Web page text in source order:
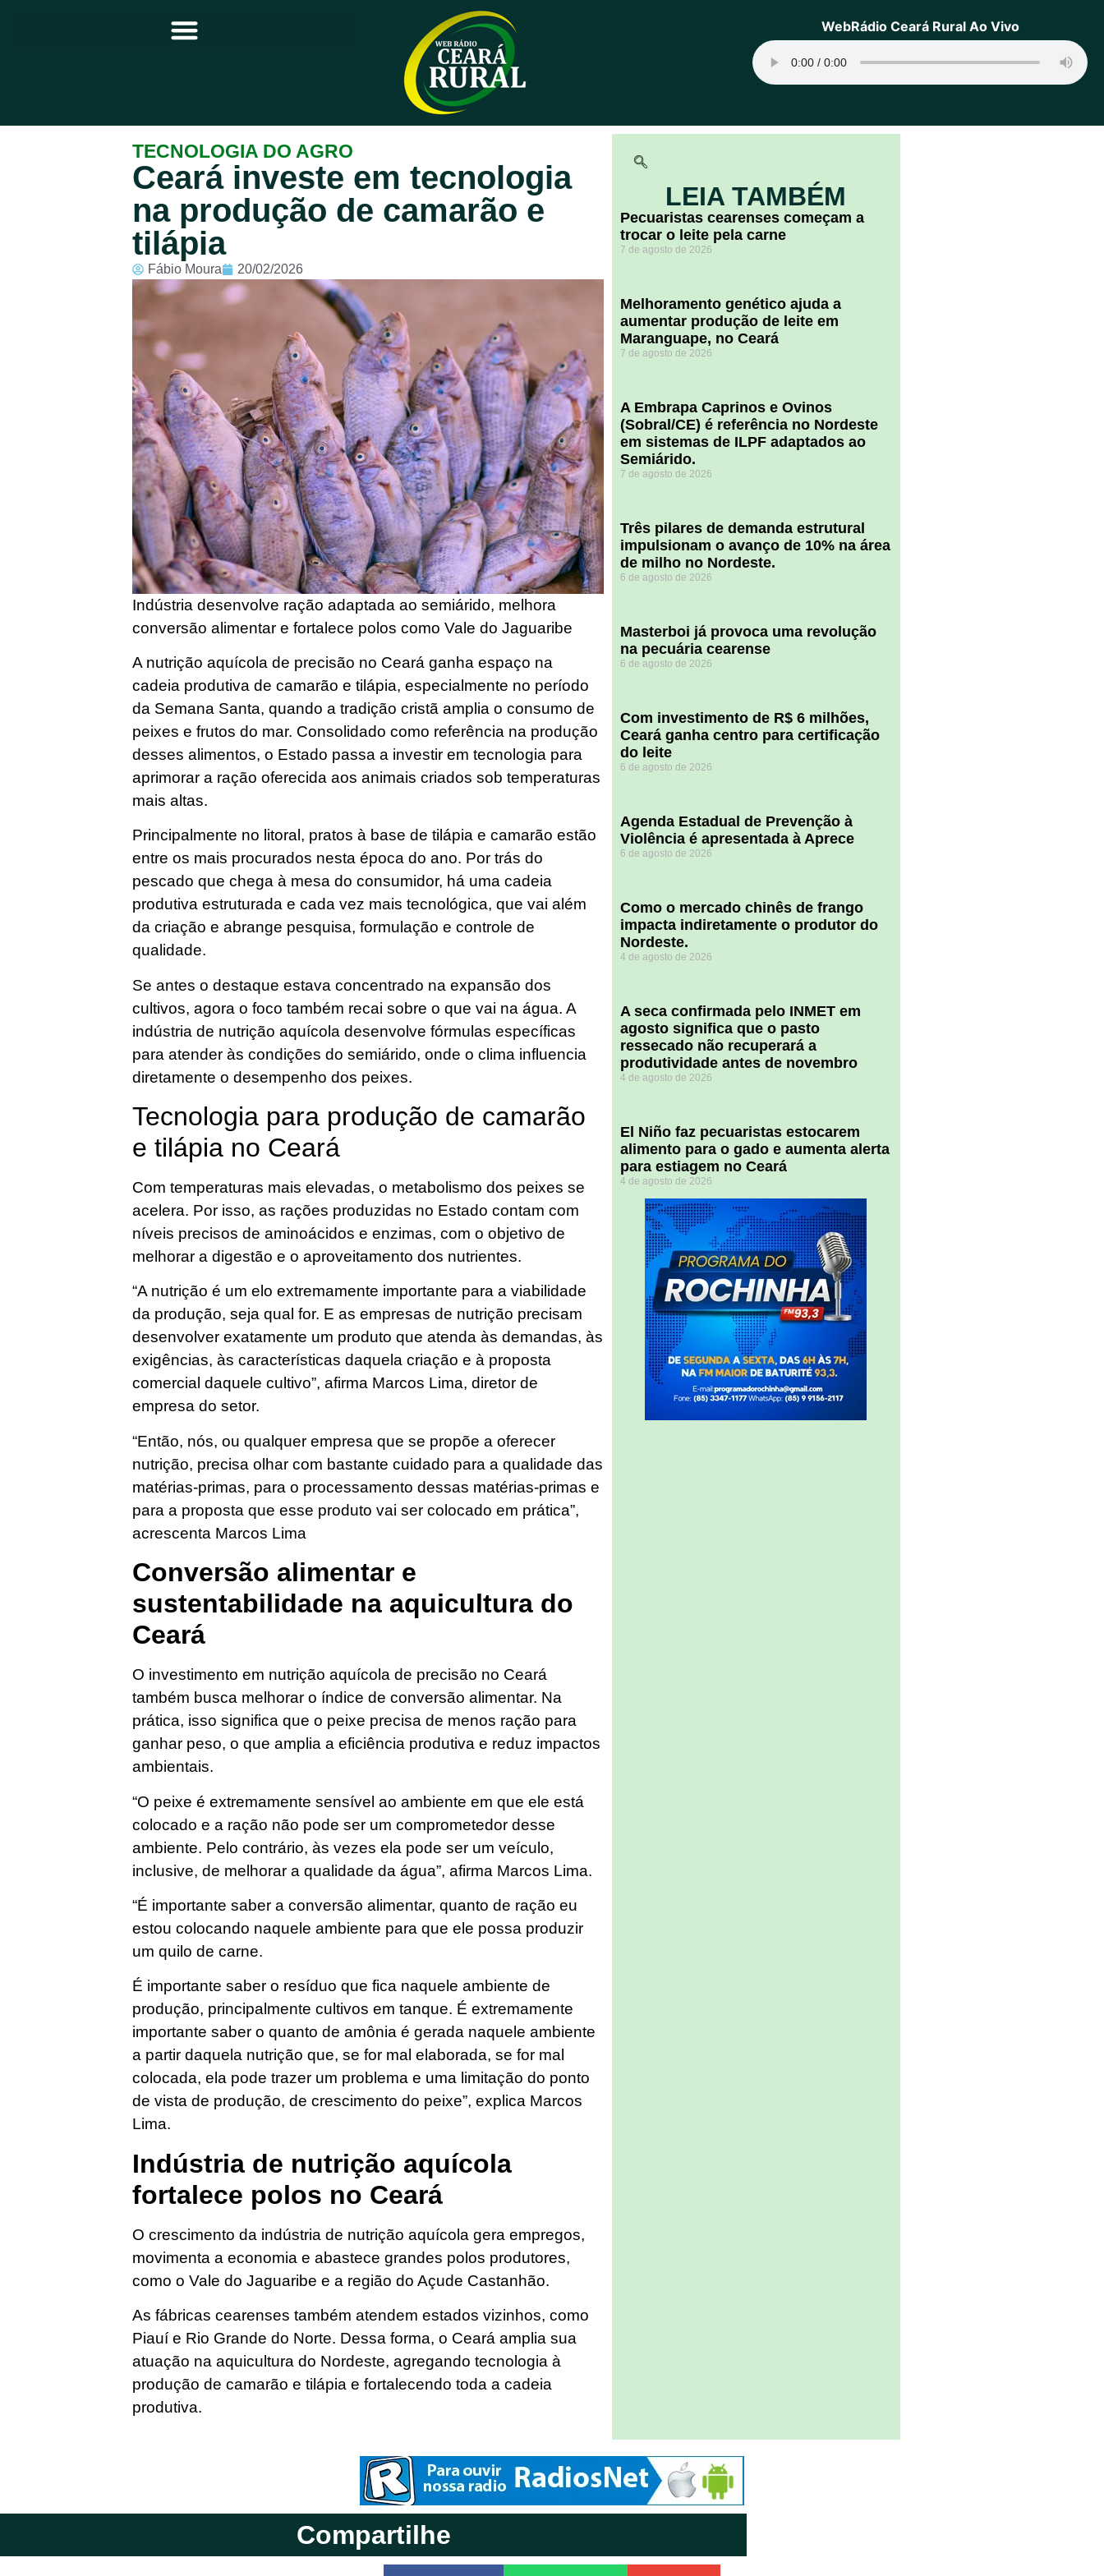
Principal
Notícias
Programação
Equipe
Contato
Sobre
WebRádio Ceará Rural Ao Vivo
TECNOLOGIA DO AGRO
Ceará investe em tecnologia
na produção de camarão e
tilápia
Fábio Moura 20/02/2026
Indústria desenvolve ração adaptada ao semiárido, melhora
conversão alimentar e fortalece polos como Vale do Jaguaribe
A nutrição aquícola de precisão no Ceará ganha espaço na
cadeia produtiva de camarão e tilápia, especialmente no período
da Semana Santa, quando a tradição cristã amplia o consumo de
peixes e frutos do mar. Consolidado como referência na produção
desses alimentos, o Estado passa a investir em tecnologia para
aprimorar a ração oferecida aos animais criados sob temperaturas
mais altas.
Principalmente no litoral, pratos à base de tilápia e camarão estão
entre os mais procurados nesta época do ano. Por trás do
pescado que chega à mesa do consumidor, há uma cadeia
produtiva estruturada e cada vez mais tecnológica, que vai além
da criação e abrange pesquisa, formulação e controle de
qualidade.
Se antes o destaque estava concentrado na expansão dos
cultivos, agora o foco também recai sobre o que vai na água. A
indústria de nutrição aquícola desenvolve fórmulas específicas
para atender às condições do semiárido, onde o clima influencia
diretamente o desempenho dos peixes.
Tecnologia para produção de camarão
e tilápia no Ceará
Com temperaturas mais elevadas, o metabolismo dos peixes se
acelera. Por isso, as rações produzidas no Estado contam com
níveis precisos de aminoácidos e enzimas, com o objetivo de
melhorar a digestão e o aproveitamento dos nutrientes.
“A nutrição é um elo extremamente importante para a viabilidade
da produção, seja qual for. E as empresas de nutrição precisam
desenvolver exatamente um produto que atenda às demandas, às
exigências, às características daquela criação e à proposta
comercial daquele cultivo”, afirma Marcos Lima, diretor de
empresa do setor.
“Então, nós, ou qualquer empresa que se propõe a oferecer
nutrição, precisa olhar com bastante cuidado para a qualidade das
matérias-primas, para o processamento dessas matérias-primas e
para a proposta que esse produto vai ser colocado em prática”,
acrescenta Marcos Lima
Conversão alimentar e
sustentabilidade na aquicultura do
Ceará
O investimento em nutrição aquícola de precisão no Ceará
também busca melhorar o índice de conversão alimentar. Na
prática, isso significa que o peixe precisa de menos ração para
ganhar peso, o que amplia a eficiência produtiva e reduz impactos
ambientais.
“O peixe é extremamente sensível ao ambiente em que ele está
colocado e a ração não pode ser um comprometedor desse
ambiente. Pelo contrário, às vezes ela pode ser um veículo,
inclusive, de melhorar a qualidade da água”, afirma Marcos Lima.
“É importante saber a conversão alimentar, quanto de ração eu
estou colocando naquele ambiente para que ele possa produzir
um quilo de carne.
É importante saber o resíduo que fica naquele ambiente de
produção, principalmente cultivos em tanque. É extremamente
importante saber o quanto de amônia é gerada naquele ambiente
a partir daquela nutrição que, se for mal elaborada, se for mal
colocada, ela pode trazer um problema e uma limitação do ponto
de vista de produção, de crescimento do peixe”, explica Marcos
Lima.
Indústria de nutrição aquícola
fortalece polos no Ceará
O crescimento da indústria de nutrição aquícola gera empregos,
movimenta a economia e abastece grandes polos produtores,
como o Vale do Jaguaribe e a região do Açude Castanhão.
As fábricas cearenses também atendem estados vizinhos, como
Piauí e Rio Grande do Norte. Dessa forma, o Ceará amplia sua
atuação na aquicultura do Nordeste, agregando tecnologia à
produção de camarão e tilápia e fortalecendo toda a cadeia
produtiva.
LEIA TAMBÉM
Pecuaristas cearenses começam a
trocar o leite pela carne
7 de agosto de 2026
Melhoramento genético ajuda a
aumentar produção de leite em
Maranguape, no Ceará
7 de agosto de 2026
A Embrapa Caprinos e Ovinos
(Sobral/CE) é referência no Nordeste
em sistemas de ILPF adaptados ao
Semiárido.
7 de agosto de 2026
​Três pilares de demanda estrutural
impulsionam o avanço de 10% na área
de milho no Nordeste.
6 de agosto de 2026
Masterboi já provoca uma revolução
na pecuária cearense
6 de agosto de 2026
Com investimento de R$ 6 milhões,
Ceará ganha centro para certificação
do leite
6 de agosto de 2026
Agenda Estadual de Prevenção à
Violência é apresentada à Aprece
6 de agosto de 2026
​Como o mercado chinês de frango
impacta indiretamente o produtor do
Nordeste.
4 de agosto de 2026
A seca confirmada pelo INMET em
agosto significa que o pasto
ressecado não recuperará a
produtividade antes de novembro
4 de agosto de 2026
El Niño faz pecuaristas estocarem
alimento para o gado e aumenta alerta
para estiagem no Ceará
4 de agosto de 2026
Compartilhe